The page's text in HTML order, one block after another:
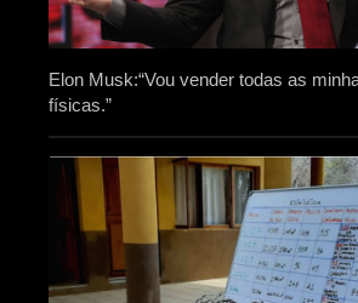
Elon Musk:“Vou vender todas as
físicas.”